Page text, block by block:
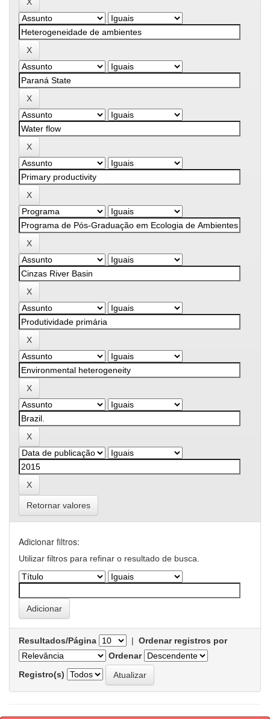
Retornar valores
Adicionar filtros:
Utilizar filtros para refinar o resultado de busca.
Resultados/Página | Ordenar registros por
Ordenar
Registro(s)